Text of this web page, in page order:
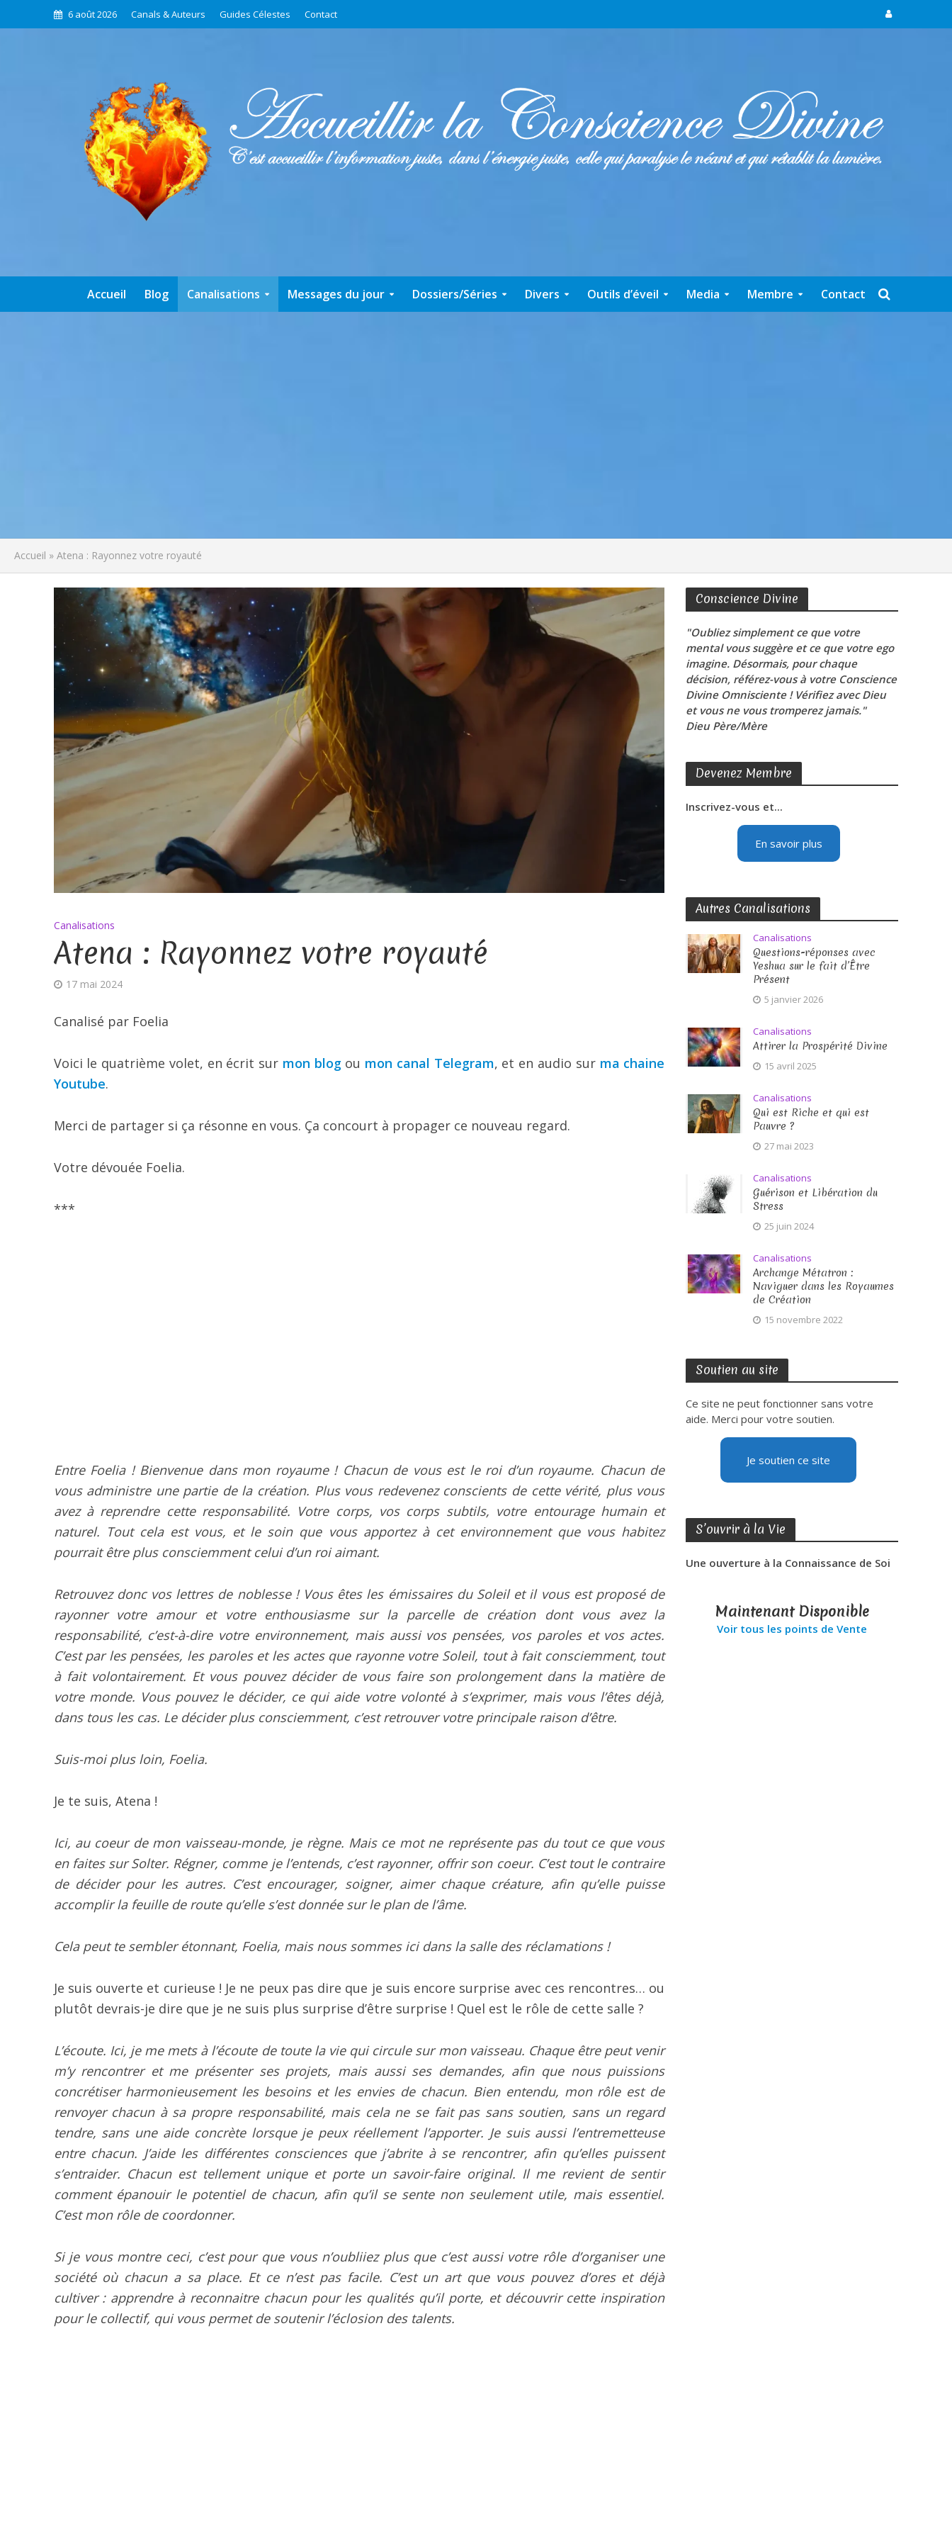
6 août 2026 Canals & Auteurs Guides Célestes Contact
Accueil Blog Canalisations Messages du jour Dossiers/Séries Divers Outils d’éveil Media Membre Contact
Accueil » Atena : Rayonnez votre royauté
Canalisations
Atena : Rayonnez votre royauté
17 mai 2024
Canalisé par Foelia
Voici le quatrième volet, en écrit sur mon blogou mon canal Telegram, et en audio sur ma chaine
Youtube.
Merci de partager si ça résonne en vous. Ça concourt à propager ce nouveau regard.
Votre dévouée Foelia.
***
Entre Foelia ! Bienvenue dans mon royaume ! Chacun de vous est le roi d’un royaume. Chacun de
vous administre une partie de la création. Plus vous redevenez conscients de cette vérité, plus vous
avez à reprendre cette responsabilité. Votre corps, vos corps subtils, votre entourage humain et
naturel. Tout cela est vous, et le soin que vous apportez à cet environnement que vous habitez
pourrait être plus consciemment celui d’un roi aimant.
Retrouvez donc vos lettres de noblesse ! Vous êtes les émissaires du Soleil et il vous est proposé de
rayonner votre amour et votre enthousiasme sur la parcelle de création dont vous avez la
responsabilité, c’est-à-dire votre environnement, mais aussi vos pensées, vos paroles et vos actes.
C’est par les pensées, les paroles et les actes que rayonne votre Soleil, tout à fait consciemment, tout
à fait volontairement. Et vous pouvez décider de vous faire son prolongement dans la matière de
votre monde. Vous pouvez le décider, ce qui aide votre volonté à s’exprimer, mais vous l’êtes déjà,
dans tous les cas. Le décider plus consciemment, c’est retrouver votre principale raison d’être.
Suis-moi plus loin, Foelia.
Je te suis, Atena !
Ici, au coeur de mon vaisseau-monde, je règne. Mais ce mot ne représente pas du tout ce que vous
en faites sur Solter. Régner, comme je l’entends, c’est rayonner, offrir son coeur. C’est tout le contraire
de décider pour les autres. C’est encourager, soigner, aimer chaque créature, afin qu’elle puisse
accomplir la feuille de route qu’elle s’est donnée sur le plan de l’âme.
Cela peut te sembler étonnant, Foelia, mais nous sommes ici dans la salle des réclamations !
Je suis ouverte et curieuse ! Je ne peux pas dire que je suis encore surprise avec ces rencontres… ou
plutôt devrais-je dire que je ne suis plus surprise d’être surprise ! Quel est le rôle de cette salle ?
L’écoute. Ici, je me mets à l’écoute de toute la vie qui circule sur mon vaisseau. Chaque être peut venir
m’y rencontrer et me présenter ses projets, mais aussi ses demandes, afin que nous puissions
concrétiser harmonieusement les besoins et les envies de chacun. Bien entendu, mon rôle est de
renvoyer chacun à sa propre responsabilité, mais cela ne se fait pas sans soutien, sans un regard
tendre, sans une aide concrète lorsque je peux réellement l’apporter. Je suis aussi l’entremetteuse
entre chacun. J’aide les différentes consciences que j’abrite à se rencontrer, afin qu’elles puissent
s’entraider. Chacun est tellement unique et porte un savoir-faire original. Il me revient de sentir
comment épanouir le potentiel de chacun, afin qu’il se sente non seulement utile, mais essentiel.
C’est mon rôle de coordonner.
Si je vous montre ceci, c’est pour que vous n’oubliiez plus que c’est aussi votre rôle d’organiser une
société où chacun a sa place. Et ce n’est pas facile. C’est un art que vous pouvez d’ores et déjà
cultiver : apprendre à reconnaitre chacun pour les qualités qu’il porte, et découvrir cette inspiration
pour le collectif, qui vous permet de soutenir l’éclosion des talents.
Conscience Divine
"Oubliez simplement ce que votre
mental vous suggère et ce que votre ego
imagine. Désormais, pour chaque
décision, référez-vous à votre Conscience
Divine Omnisciente ! Vérifiez avec Dieu
et vous ne vous tromperez jamais."
Dieu Père/Mère
Devenez Membre
Inscrivez-vous et...
En savoir plus
Autres Canalisations
Canalisations
Questions-réponses avec
Yeshua sur le fait d’Être
Présent
5 janvier 2026
Canalisations
Attirer la Prospérité Divine
15 avril 2025
Canalisations
Qui est Riche et qui est
Pauvre ?
27 mai 2023
Canalisations
Guérison et Libération du
Stress
25 juin 2024
Canalisations
Archange Métatron :
Naviguer dans les Royaumes
de Création
15 novembre 2022
Soutien au site
Ce site ne peut fonctionner sans votre
aide. Merci pour votre soutien.
Je soutien ce site
S’ouvrir à la Vie
Une ouverture à la Connaissance de Soi
Maintenant Disponible
Voir tous les points de Vente